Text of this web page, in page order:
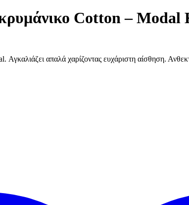
Cotton – Modal
Αγκαλιάζει απαλά χαρίζοντας ευχάριστη αίσθηση.